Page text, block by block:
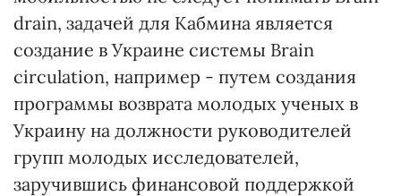
drain, задачей для Кабмина является
создание в Украине системы Brain
circulation, например - путем создания
программы возврата молодых ученых в
Украину на должности руководителей
групп молодых исследователей,
заручившись финансовой поддержкой